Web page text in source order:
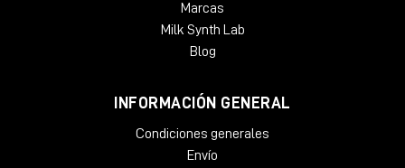
Marcas
Milk Synth Lab
Blog
INFORMACIÓN GENERAL
Condiciones generales
Envío